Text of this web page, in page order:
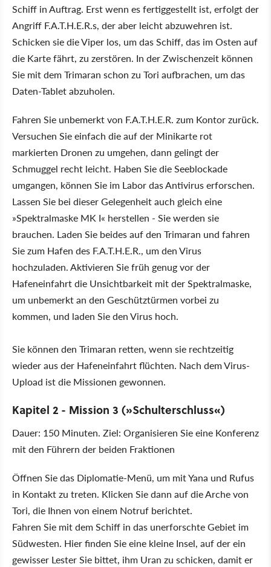
Schiff in Auftrag. Erst wenn es fertiggestellt ist, erfolgt der
Angriff F.A.T.H.E.R.s, der aber leicht abzuwehren ist.
Schicken sie die Viper los, um das Schiff, das im Osten auf
die Karte fährt, zu zerstören. In der Zwischenzeit können
Sie mit dem Trimaran schon zu Tori aufbrachen, um das
Daten-Tablet abzuholen.
Fahren Sie unbemerkt von F.A.T.H.E.R. zum Kontor zurück.
Versuchen Sie einfach die auf der Minikarte rot
markierten Dronen zu umgehen, dann gelingt der
Schmuggel recht leicht. Haben Sie die Seeblockade
umgangen, können Sie im Labor das Antivirus erforschen.
Lassen Sie bei dieser Gelegenheit auch gleich eine
»Spektralmaske MK I« herstellen - Sie werden sie
brauchen. Laden Sie beides auf den Trimaran und fahren
Sie zum Hafen des F.A.T.H.E.R., um den Virus
hochzuladen. Aktivieren Sie früh genug vor der
Hafeneinfahrt die Unsichtbarkeit mit der Spektralmaske,
um unbemerkt an den Geschütztürmen vorbei zu
kommen, und laden Sie den Virus hoch.
Sie können den Trimaran retten, wenn sie rechtzeitig
wieder aus der Hafeneinfahrt flüchten. Nach dem Virus-
Upload ist die Missionen gewonnen.
Kapitel 2 - Mission 3 (»Schulterschluss«)
Dauer: 150 Minuten. Ziel: Organisieren Sie eine Konferenz
mit den Führern der beiden Fraktionen
Öffnen Sie das Diplomatie-Menü, um mit Yana und Rufus
in Kontakt zu treten. Klicken Sie dann auf die Arche von
Tori, die Ihnen von einem Notruf berichtet.
Fahren Sie mit dem Schiff in das unerforschte Gebiet im
Südwesten. Hier finden Sie eine kleine Insel, auf der ein
gewisser Lester Sie bittet, ihm Uran zu schicken, damit er